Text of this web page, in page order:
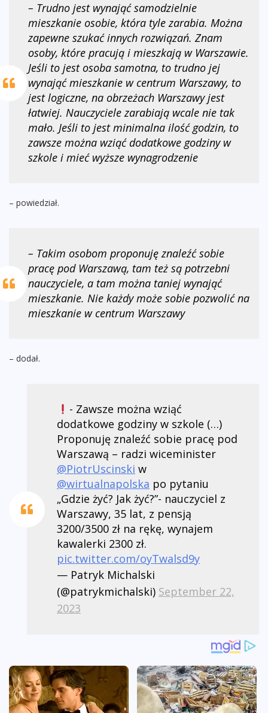
– Trudno jest wynająć samodzielnie
mieszkanie osobie, która tyle zarabia. Można
zapewne szukać innych rozwiązań. Znam
osoby, które pracują i mieszkają w Warszawie.
Jeśli to jest osoba samotna, to trudno jej
wynająć mieszkanie w centrum Warszawy, to
jest logiczne, na obrzeżach Warszawy jest
łatwiej. Nauczyciele zarabiają wcale nie tak
mało. Jeśli to jest minimalna ilość godzin, to
zawsze można wziąć dodatkowe godziny w
szkole i mieć wyższe wynagrodzenie
– powiedział.
– Takim osobom proponuję znaleźć sobie
pracę pod Warszawą, tam też są potrzebni
nauczyciele, a tam można taniej wynająć
mieszkanie. Nie każdy może sobie pozwolić na
mieszkanie w centrum Warszawy
– dodał.
- Zawsze można wziąć
dodatkowe godziny w szkole (…)
Proponuję znaleźć sobie pracę pod
Warszawą – radzi wiceminister
@PiotrUscinski w
@wirtualnapolska po pytaniu
„Gdzie żyć? Jak żyć?”- nauczyciel z
Warszawy, 35 lat, z pensją
3200/3500 zł na rękę, wynajem
kawalerki 2300 zł.
pic.twitter.com/oyTwalsd9y
— Patryk Michalski
(@patrykmichalski) September 22,
2023